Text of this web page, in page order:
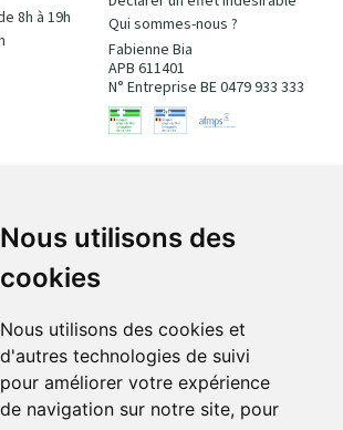
Nous utilisons des
cookies
Nous utilisons des cookies et
d'autres technologies de suivi
pour améliorer votre expérience
de navigation sur notre site, pour
8h à 19h
Qui sommes-nous ?
Fabienne Bia
APB 611401
N° Entreprise BE 0479 933 333
100% sécurisé
Retrait et livraison